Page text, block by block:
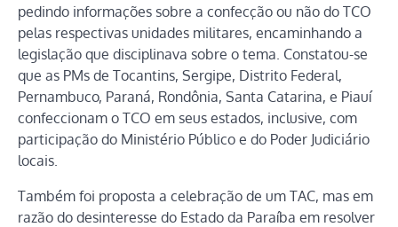
pedindo informações sobre a confecção ou não do TCO
pelas respectivas unidades militares, encaminhando a
legislação que disciplinava sobre o tema. Constatou-se
que as PMs de Tocantins, Sergipe, Distrito Federal,
Pernambuco, Paraná, Rondônia, Santa Catarina, e Piauí
confeccionam o TCO em seus estados, inclusive, com
participação do Ministério Público e do Poder Judiciário
locais.
Também foi proposta a celebração de um TAC, mas em
razão do desinteresse do Estado da Paraíba em resolver